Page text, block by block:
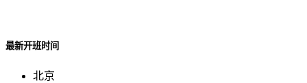
最新开班时间
北京